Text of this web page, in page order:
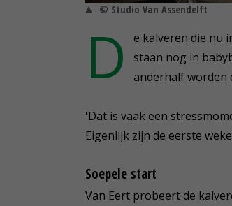
© Studio Van Assendelft
D
e kalveren die nu
staan nog in
anderhalf worden
'Dat is vaak een
Eigenlijk zijn de eerste
Soepele start
Van Eert probeert de